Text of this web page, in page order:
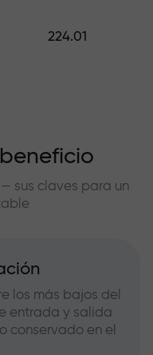
224.01
sus claves para un
los más bajos del
entrada y salida
conservado en el